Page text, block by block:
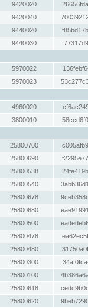
9420020
9420040
9440020
9440030
5970022
5970023
4960020
3800010
25800700
25800690
25800538
25800540
25800678
25800680
25800500
25800478
25800480
25800300
25800100
25800618
25800620